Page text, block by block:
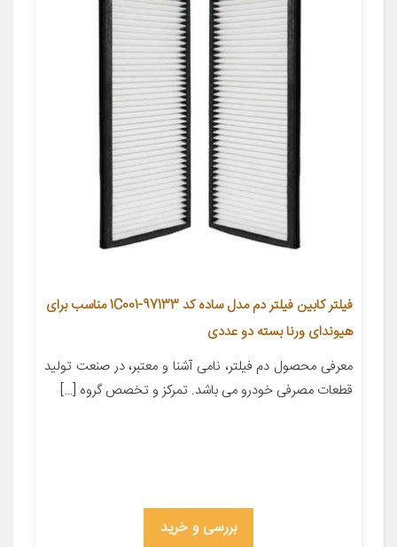
فیلتر کابین فیلتر دم مدل ساده کد 97133-1C001 مناسب برای
هیوندای ورنا بسته دو عددی
معرفی محصول دم فیلتر، نامی آشنا و معتبر، در صنعت تولید
قطعات مصرفی خودرو می باشد. تمرکز و تخصص گروه […]
بررسی و خرید